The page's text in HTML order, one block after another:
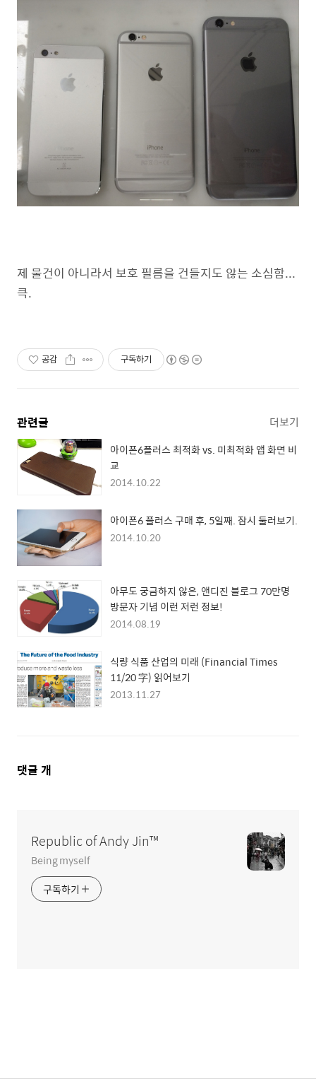
제 물건이 아니라서 보호 필름을 건들지도 않는 소심함...
큭.
공감 구독하기
관련글 더보기
아이폰6플러스 최적화 vs. 미최적화 앱 화면 비
교
2014.10.22
아이폰6 플러스 구매 후, 5일째. 잠시 둘러보기.
2014.10.20
아무도 궁금하지 않은, 앤디진 블로그 70만명
방문자 기념 이런 저런 정보!
2014.08.19
식량 식품 산업의 미래 (Financial Times
11/20 字) 읽어보기
2013.11.27
댓
댓글 개
Republic of Andy Jin™
Being myself
구독하기